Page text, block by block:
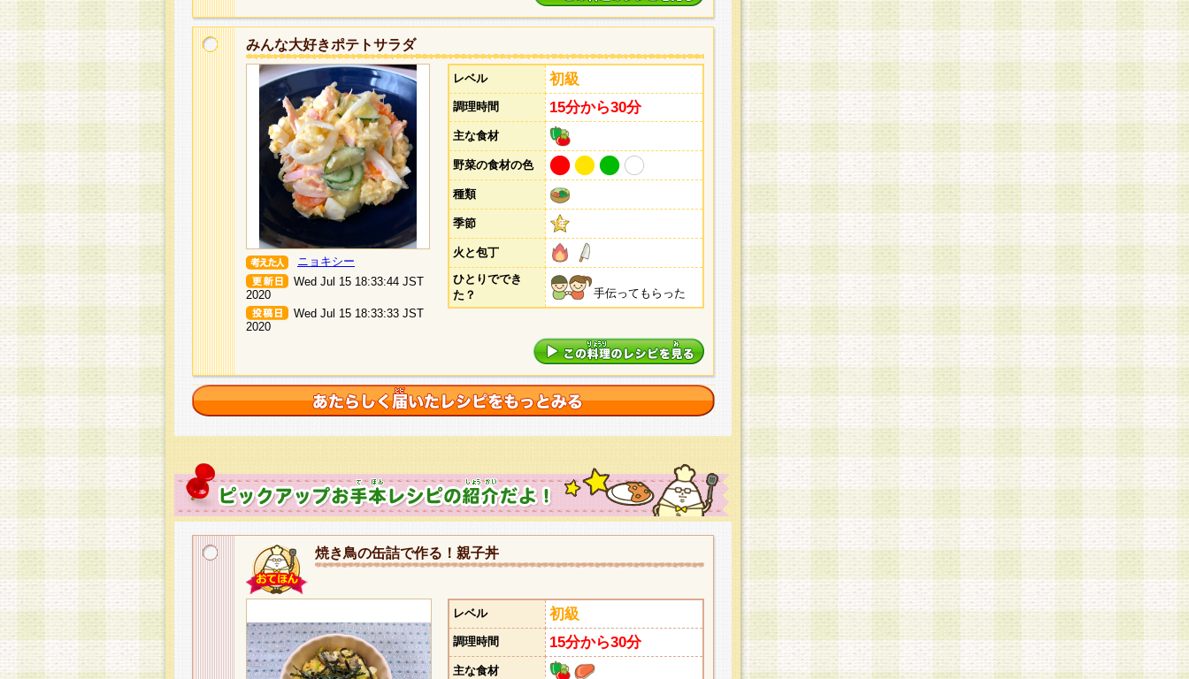
みんな大好きポテトサラダ
ニョキシー
Wed Jul 15 18:33:44 JST
2020
Wed Jul 15 18:33:33 JST
2020
レベル 初級
調理時間 15分から30分
主な食材
野菜の食材の色
種類
季節
火と包丁
ひとりででき
た？
手伝ってもらった
焼き鳥の缶詰で作る！親子丼
レベル 初級
調理時間 15分から30分
主な食材